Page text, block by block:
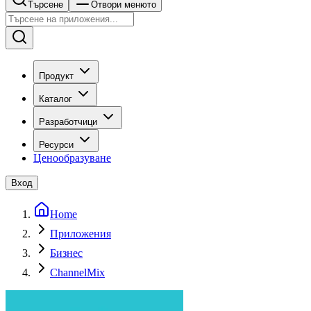
Търсене Отвори менюто
Продукт
Каталог
Разработчици
Ресурси
Ценообразуване
Вход
Home
Приложения
Бизнес
ChannelMix